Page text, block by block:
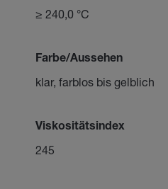
≥ 240,0 °C
Farbe/Aussehen
klar, farblos bis gelblich
Viskositätsindex
245